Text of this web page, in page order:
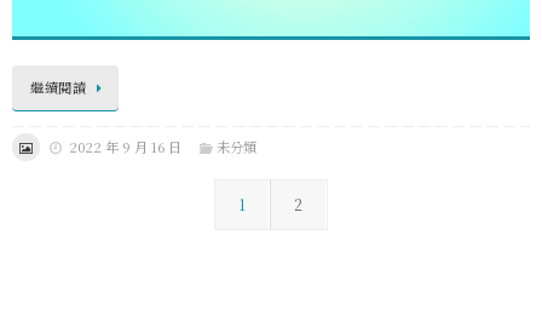
繼續閱讀
2022 年 9 月 16 日 未分類
1 2